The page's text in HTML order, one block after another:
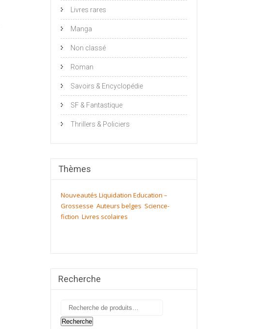
Livres rares
Manga
Non classé
Roman
Savoirs & Encyclopédie
SF & Fantastique
Thrillers & Policiers
Thèmes
Nouveautés Liquidation Education –
Grossesse Auteurs belges Science-
fiction Livres scolaires
Recherche
Recherche
pour :
Recherche